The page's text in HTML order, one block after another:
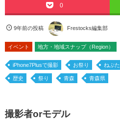
0
9年前の投稿 Frestocks編集部
イベント 地方・地域スナップ（Region）
iPhone7Plusで撮影 お祭り ねぶた
歴史 祭り 青森 青森県
撮影者orモデル